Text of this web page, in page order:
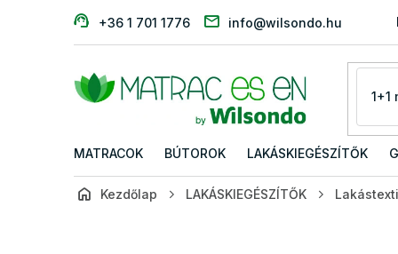
+36 1 701 1776 info@wilsondo.hu
MATRACOK BÚTOROK LAKÁSKIEGÉSZÍTŐK
Kezdőlap LAKÁSKIEGÉSZÍTŐK